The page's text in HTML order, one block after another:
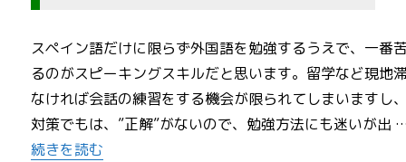
スペイン語だけに限らず外国語を勉強するうえで、一番
るのがスピーキングスキルだと思います。留学など現地
なければ会話の練習をする機会が限られてしまいますし
対策でもは、”正解”がないので、勉強方法にも迷いが出
“スペイン語（DELE対応）のスピーキングのコツ教えま
続きを読む